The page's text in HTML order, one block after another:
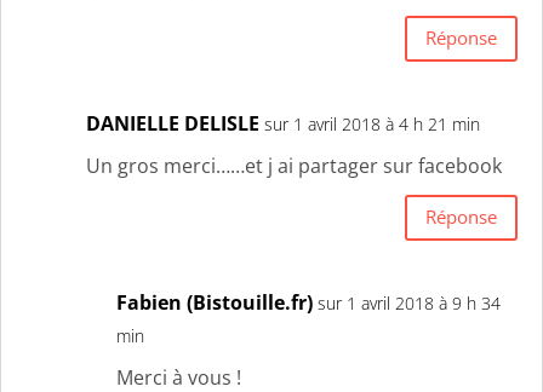
Réponse
DANIELLE DELISLE sur 1 avril 2018 à 4 h 21 min
Un gros merci……et j ai partager sur facebook
Réponse
Fabien (Bistouille.fr) sur 1 avril 2018 à 9 h 34
min
Merci à vous !